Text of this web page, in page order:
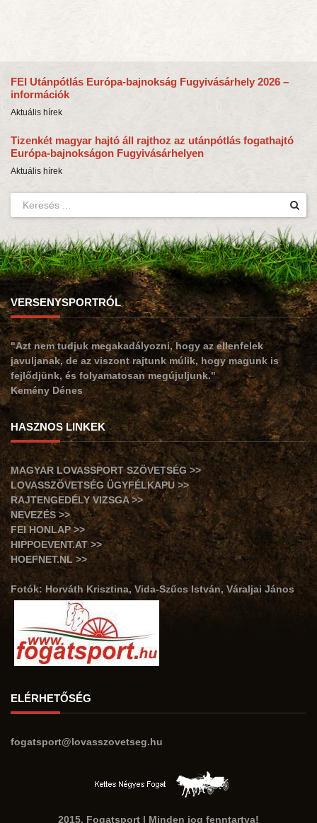
FEI Utánpótlás Európa-bajnokság Fugyivásárhely 2026 –
információk
Aktuális hírek
Tizenkét magyar hajtó áll rajthoz az utánpótlás fogathajtó
Európa-bajnokságon Fugyivásárhelyen
Aktuális hírek
VERSENYSPORTRÓL
"Azt nem tudjuk megakadályozni, hogy az ellenfelek
javuljanak, de az viszont rajtunk múlik, hogy magunk is
fejlődjünk, és folyamatosan megújuljunk."
Kemény Dénes
HASZNOS LINKEK
MAGYAR LOVASSPORT SZÖVETSÉG >>
LOVASSZÖVETSÉG ÜGYFÉLKAPU >>
RAJTENGEDÉLY VIZSGA >>
NEVEZÉS >>
FEI HONLAP >>
HIPPOEVENT.AT >>
HOEFNET.NL >>
Fotók: Horváth Krisztina, Vida-Szűcs István, Váraljai János
ELÉRHETŐSÉG
fogatsport@lovasszovetseg.hu
2015. Fogatsport | Minden jog fenntartva!